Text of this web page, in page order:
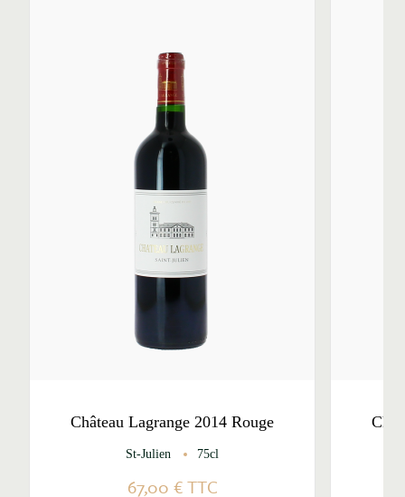
Château Lagrange 2014 Rouge
St-Julien 75cl
67,00 €TTC